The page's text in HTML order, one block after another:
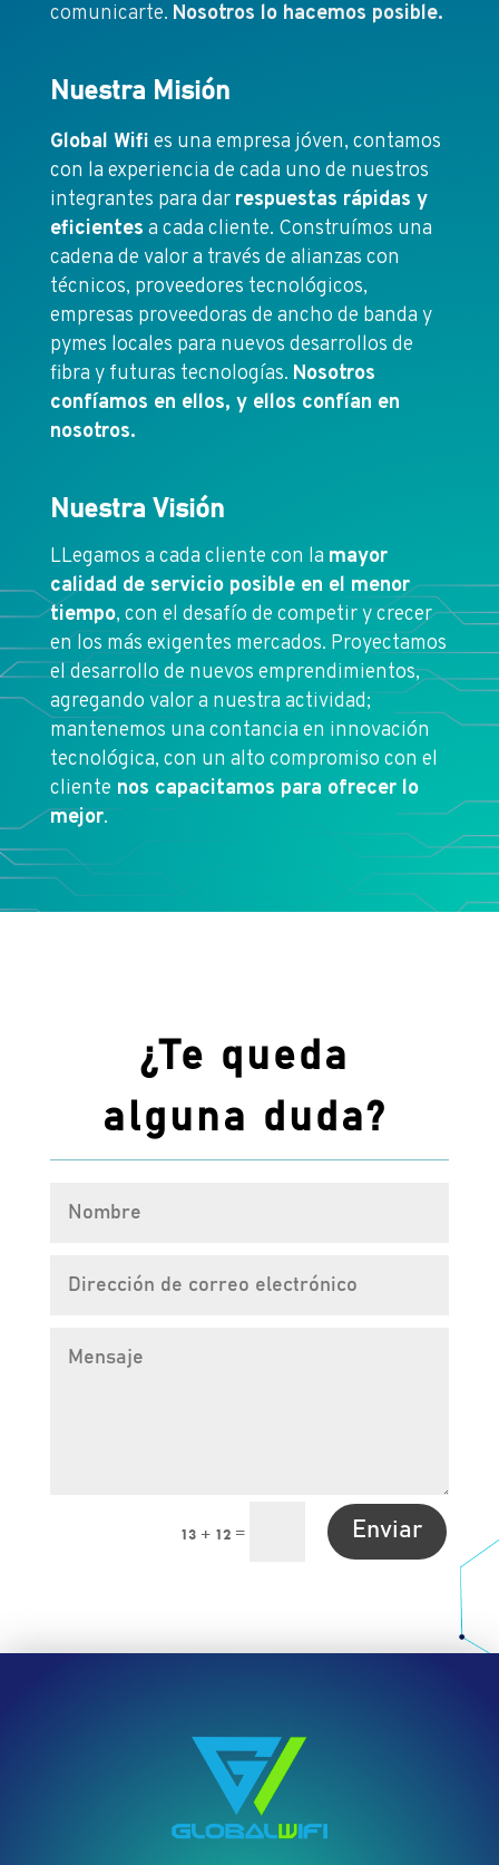
comunicarte. Nosotros lo hacemos posible.
Nuestra Misión
Global Wifi es una empresa jóven, contamos
con la experiencia de cada uno de nuestros
integrantes para dar respuestas rápidas y
eficientes a cada cliente. Construímos una
cadena de valor a través de alianzas con
técnicos, proveedores tecnológicos,
empresas proveedoras de ancho de banda y
pymes locales para nuevos desarrollos de
fibra y futuras tecnologías. Nosotros
confíamos en ellos, y ellos confían en
nosotros.
Nuestra Visión
LLegamos a cada cliente con la mayor
calidad de servicio posible en el menor
tiempo, con el desafío de competir y crecer
en los más exigentes mercados. Proyectamos
el desarrollo de nuevos emprendimientos,
agregando valor a nuestra actividad;
mantenemos una contancia en innovación
tecnológica, con un alto compromiso con el
cliente nos capacitamos para ofrecer lo
mejor.
¿Te queda
alguna duda?
13 + 12 = Enviar